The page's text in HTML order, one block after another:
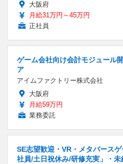
大阪府
月給31万円～45万円
正社員
ゲーム会社向け会計モジュール
ア
アイムファクトリー株式会社
大阪府
月給59万円
業務委託
SE志望歓迎・VR・メタバース
社員/土日祝休み/研修充実」・